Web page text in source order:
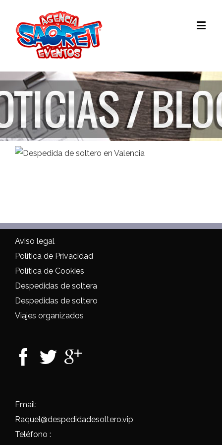
Aviso legal
Política de Privacidad
Política de Cookies
Despedidas de soltera
Despedidas de soltero
Viajes organizados
Email:
Raquel@despedidadesoltero.vip
Teléfono :